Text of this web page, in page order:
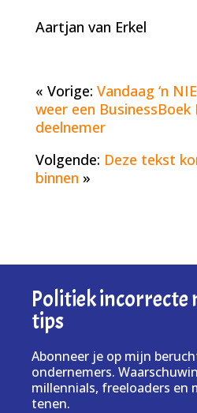
Aartjan van Erkel
« Vorige: Vandaag ‘n
weer een BusinessBoek
deelnemer
Volgende: Deze tekst
binnen »
Politiek
tips
Abonneer je op mijn
ondernemers.
millennials, freeloaders en
tenen.